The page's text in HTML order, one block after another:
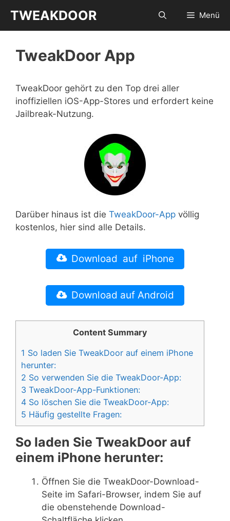
Inhalt
springen
TWEAKDOOR Menü
TweakDoor App
TweakDoor gehört zu den Top drei aller
inoffiziellen iOS-App-Stores und erfordert keine
Jailbreak-Nutzung.
Darüber hinaus ist die TweakDoor-App völlig
kostenlos, hier sind alle Details.
Download auf iPhone
Download auf Android
Content Summary
1 So laden Sie TweakDoor auf einem iPhone
herunter:
2 So verwenden Sie die TweakDoor-App:
3 TweakDoor-App-Funktionen:
4 So löschen Sie die TweakDoor-App:
5 Häufig gestellte Fragen:
So laden Sie TweakDoor auf
einem iPhone herunter:
Öffnen Sie die TweakDoor-Download-
Seite im Safari-Browser, indem Sie auf
die obenstehende Download-